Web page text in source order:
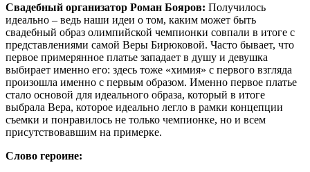
Свадебный организатор Роман Бояров: Получилось
идеально – ведь наши идеи о том, каким может быть
свадебный образ олимпийской чемпионки совпали в итоге с
представлениями самой Веры Бирюковой. Часто бывает, что
первое примерянное платье западает в душу и девушка
выбирает именно его: здесь тоже «химия» с первого взгляда
произошла именно с первым образом. Именно первое платье
стало основой для идеального образа, который в итоге
выбрала Вера, которое идеально легло в рамки концепции
съемки и понравилось не только чемпионке, но и всем
присутствовавшим на примерке.
Слово героине: